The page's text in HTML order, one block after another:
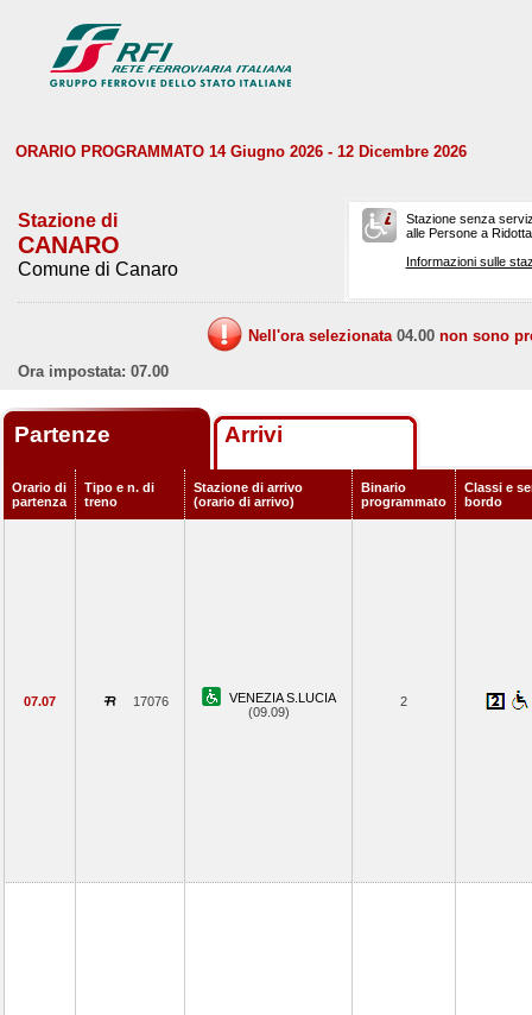
ORARIO PROGRAMMATO 14 Giugno 2026 - 12 Dicembre 2026
Stazione di
CANARO
Comune di Canaro
Stazione senza
alle Persone a
Informazioni sulle
Nell'ora selezionata 04.00 non sono
Ora impostata: 07.00
Partenze Arrivi
Orario di
partenza
Tipo e n. di
treno
Stazione di arrivo
(orario di arrivo)
Binario
programmato
Classi e
bordo
07.07 17076
VENEZIA S.LUCIA
(09.09)
2